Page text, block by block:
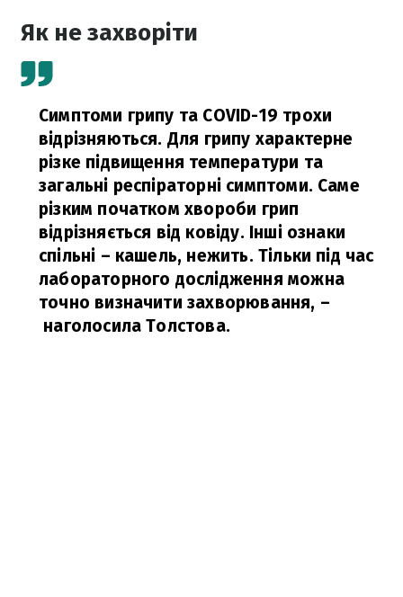
Як не захворіти
Симптоми грипу та COVID-19 трохи
відрізняються. Для грипу характерне
різке підвищення температури та
загальні респіраторні симптоми. Саме
різким початком хвороби грип
відрізняється від ковіду. Інші ознаки
спільні – кашель, нежить. Тільки під час
лабораторного дослідження можна
точно визначити захворювання, –
наголосила Толстова.